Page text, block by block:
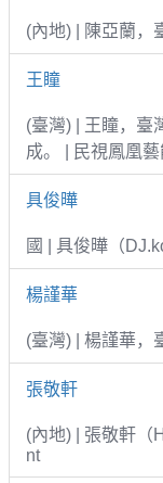
(內地) | 陳亞蘭，
王瞳
(臺灣) | 王瞳，臺
成。 | 民視鳳凰
具俊曄
國 | 具俊曄（
楊謹華
(臺灣) | 楊謹華，
張敬軒
(內地) | 張敬軒（
nt